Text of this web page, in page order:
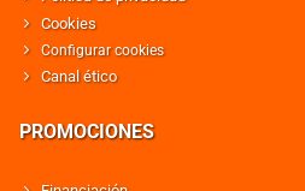
Cookies
Configurar cookies
Canal ético
PROMOCIONES